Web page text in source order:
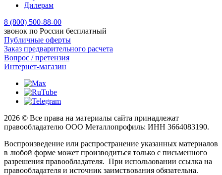
Дилерам
8 (800) 500-88-00
звонок по России бесплатный
Публичные оферты
Заказ предварительного расчета
Вопрос / претензия
Интернет-магазин
2026 © Все права на материалы сайта принадлежат
правообладателю ООО Металлопрофиль: ИНН 3664083190.
Воспроизведение или распространение указанных материалов
в любой форме может производиться только с письменного
разрешения правообладателя. При использовании ссылка на
правообладателя и источник заимствования обязательна.